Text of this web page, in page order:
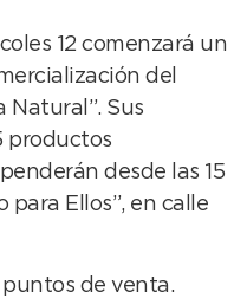
12 comenzará un
del
Natural”. Sus
productos
desde las 15
para Ellos”, en calle
puntos de venta.